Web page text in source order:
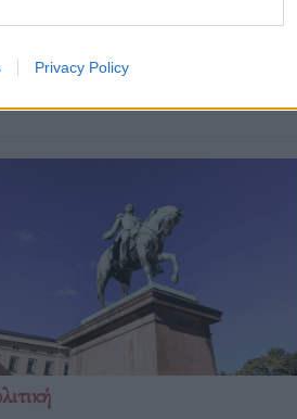
Privacy Policy